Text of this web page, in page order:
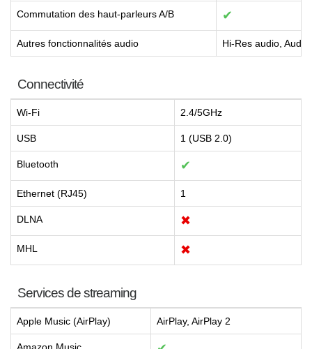
Commutation des haut-parleurs A/B ✔
Autres fonctionnalités audio Hi-Res audio,
Connectivité
Wi-Fi 2.4/5GHz
USB 1 (USB 2.0)
Bluetooth ✔
Ethernet (RJ45) 1
DLNA ✖
MHL ✖
Services de streaming
Apple Music (AirPlay) AirPlay, AirPlay 2